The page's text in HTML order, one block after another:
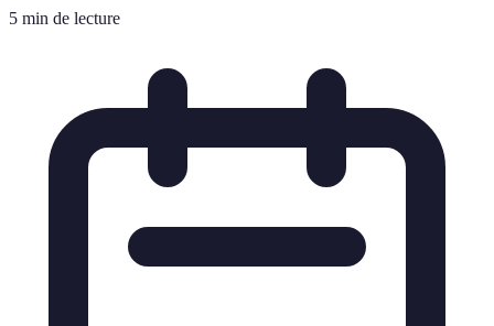
5 min de lecture